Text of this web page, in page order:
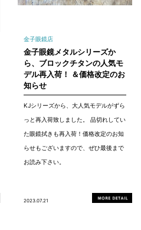
金子眼鏡店
金子眼鏡メタルシリーズか
ら、ブロックチタンの人気モ
デル再入荷！ ＆価格改定のお
知らせ
KJシリーズから、大人気モデルがずら
っと再入荷致しました。 品切れしてい
た眼鏡拭きも再入荷！価格改定のお知
らせもございますので、ぜひ最後まで
お読み下さい。
2023.07.21